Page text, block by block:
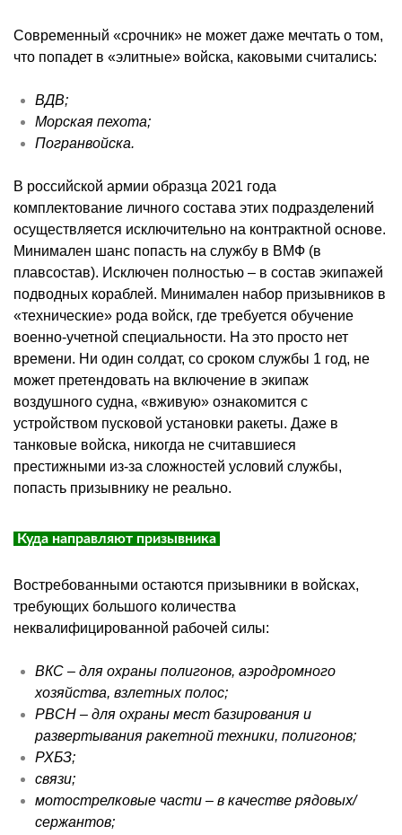
Современный «срочник» не может даже мечтать о том,
что попадет в «элитные» войска, каковыми считались:
ВДВ;
Морская пехота;
Погранвойска.
В российской армии образца 2021 года
комплектование личного состава этих подразделений
осуществляется исключительно на контрактной основе.
Минимален шанс попасть на службу в ВМФ (в
плавсостав). Исключен полностью – в состав экипажей
подводных кораблей. Минимален набор призывников в
«технические» рода войск, где требуется обучение
военно-учетной специальности. На это просто нет
времени. Ни один солдат, со сроком службы 1 год, не
может претендовать на включение в экипаж
воздушного судна, «вживую» ознакомится с
устройством пусковой установки ракеты. Даже в
танковые войска, никогда не считавшиеся
престижными из-за сложностей условий службы,
попасть призывнику не реально.
Куда направляют призывника
Востребованными остаются призывники в войсках,
требующих большого количества
неквалифицированной рабочей силы:
ВКС – для охраны полигонов, аэродромного
хозяйства, взлетных полос;
РВСН – для охраны мест базирования и
развертывания ракетной техники, полигонов;
РХБЗ;
связи;
мотострелковые части – в качестве рядовых/
сержантов;